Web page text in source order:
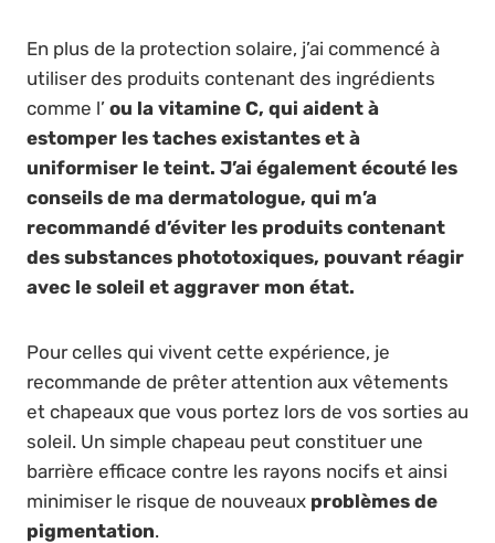
En plus de la protection solaire, j’ai commencé à
utiliser des produits contenant des ingrédients
comme l’ ou la vitamine C, qui aident à
estomper les taches existantes et à
uniformiser le teint. J’ai également écouté les
conseils de ma dermatologue, qui m’a
recommandé d’éviter les produits contenant
des substances phototoxiques, pouvant réagir
avec le soleil et aggraver mon état.
Pour celles qui vivent cette expérience, je
recommande de prêter attention aux vêtements
et chapeaux que vous portez lors de vos sorties au
soleil. Un simple chapeau peut constituer une
barrière efficace contre les rayons nocifs et ainsi
minimiser le risque de nouveaux problèmes de
pigmentation.